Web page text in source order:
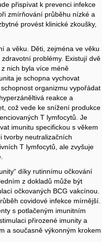
přispívat k prevenci infekce
zmírňování průběhu nízké a
provést klinické zkoušky,
a věku. Děti, zejména ve věku
problémy. Existují dvě
nich byla více méně
je schopna vychovat
organizmu vypořádat
reakce a
což vede ke snížení produkce
T lymfocytů. Je
imunitu specifickou s věkem
tvorby neutralizačních
T lymfocytů, ale zvyšuje
díky rutinnímu očkování
z dokladů může být
očkovaných BCG vakcínou.
covidové infekce mírnější.
s potlačeným imunitním
přirozené imunity a
a současně výkonným krokem